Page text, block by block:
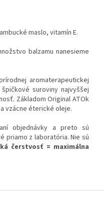
maslo, vitamín E.
balzamu nanesieme
aromaterapeutickej
suroviny najvyššej
Základom Original ATOk
vzácne éterické oleje.
objednávky a preto sú
priamo z laboratória. Nie sú
čerstvosť = maximálna